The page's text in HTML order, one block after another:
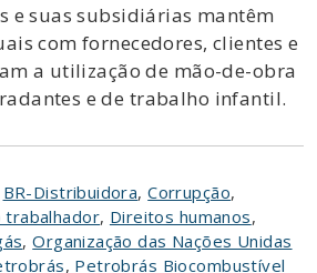
e suas subsidiárias mantêm
com fornecedores, clientes e
a utilização de mão-de-obra
e de trabalho infantil.
BR-Distribuidora,Corrupção,
, Direitos humanos,
,Organização das Nações Unidas
, Petrobrás Biocombustível